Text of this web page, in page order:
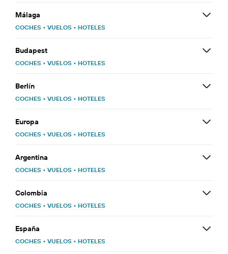
Málaga
COCHES • VUELOS • HOTELES
Budapest
COCHES • VUELOS • HOTELES
Berlín
COCHES • VUELOS • HOTELES
Europa
COCHES • VUELOS • HOTELES
Argentina
COCHES • VUELOS • HOTELES
Colombia
COCHES • VUELOS • HOTELES
España
COCHES • VUELOS • HOTELES